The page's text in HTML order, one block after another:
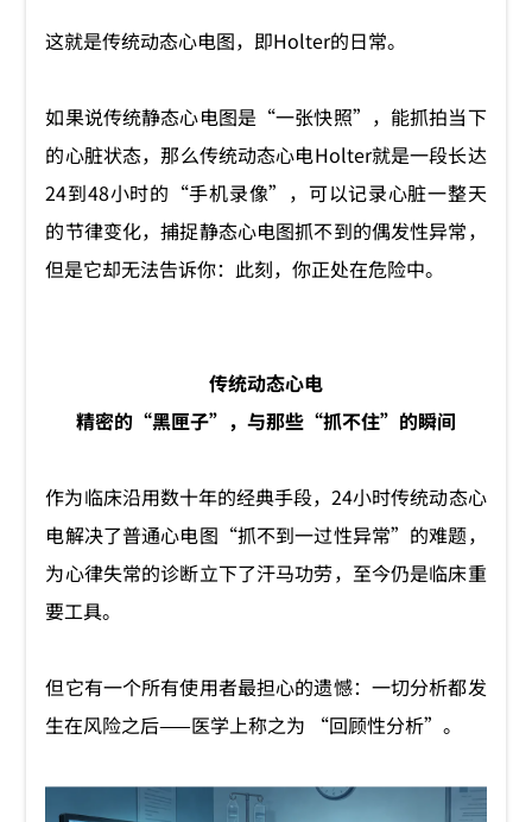
这就是传统动态心电图，即Holter的日常。
如果说传统静态心电图是“一张快照”，能抓拍当下
的心脏状态，那么传统动态心电Holter就是一段长达
24到48小时的“手机录像”，可以记录心脏一整天
的节律变化，捕捉静态心电图抓不到的偶发性异常，
但是它却无法告诉你：此刻，你正处在危险中。
传统动态心电
精密的“黑匣子”，与那些“抓不住”的瞬间
作为临床沿用数十年的经典手段，24小时传统动态心
电解决了普通心电图“抓不到一过性异常”的难题，
为心律失常的诊断立下了汗马功劳，至今仍是临床重
要工具。
但它有一个所有使用者最担心的遗憾：一切分析都发
生在风险之后——医学上称之为 “回顾性分析”。